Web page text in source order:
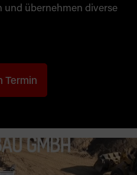
und übernehmen diverse
Termin